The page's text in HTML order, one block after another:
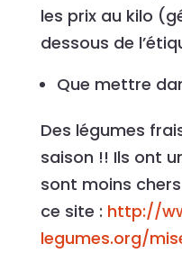
les prix au kilo
dessous de
Que mettre
Des légumes
saison !! Ils ont
sont moins
ce site : http://
legumes.org/